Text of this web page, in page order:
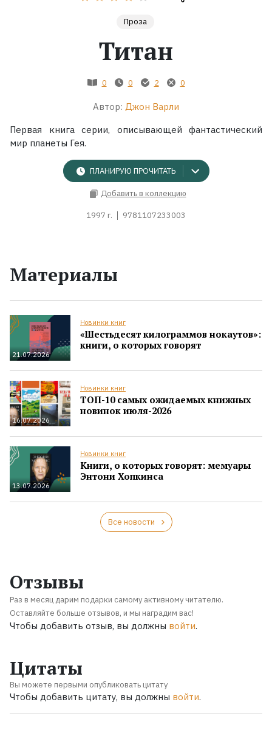
Коллекции
Проза
Титан
0 0 2 0
Автор: Джон Варли
Первая книга серии, описывающей фантастический
мир планеты Гея.
ПЛАНИРУЮ ПРОЧИТАТЬ
Добавить в коллекцию
1997 г. 9781107233003
Материалы
21.07.2026
Новинки книг
«Шестьдесят килограммов нокаутов»:
книги, о которых говорят
16.07.2026
Новинки книг
ТОП-10 самых ожидаемых книжных
новинок июля-2026
13.07.2026
Новинки книг
Книги, о которых говорят: мемуары
Энтони Хопкинса
Все новости
Отзывы
Раз в месяц дарим подарки самому активному читателю.
Оставляйте больше отзывов, и мы наградим вас!
Чтобы добавить отзыв, вы должны войти.
Цитаты
Вы можете первыми опубликовать цитату
Чтобы добавить цитату, вы должны войти.